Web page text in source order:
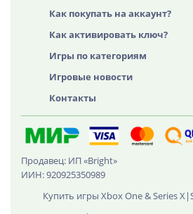
Как покупать на аккаунт?
Как активировать ключ?
Игры по категориям
Игровые новости
Контакты
Продавец: ИП «Bright»
ИИН: 920925350989
Купить игры Xbox One & Series